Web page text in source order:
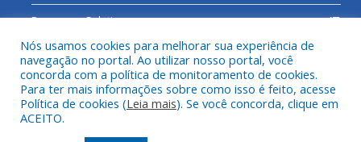
Processos Seletivos (7)
Todos os direitos reservados a Prefeitura Municipal de Cumaru
do Norte.
Nós usamos cookies para melhorar sua experiência de
navegação no portal. Ao utilizar nosso portal, você
concorda com a política de monitoramento de cookies.
Para ter mais informações sobre como isso é feito, acesse
Política de cookies (Leia mais). Se você concorda, clique em
ACEITO.